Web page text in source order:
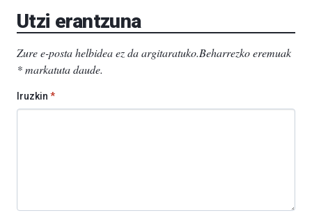
Utzi erantzuna
Zure e-posta helbidea ez da argitaratuko.Beharrezko eremuak
*markatuta daude.
Iruzkin *